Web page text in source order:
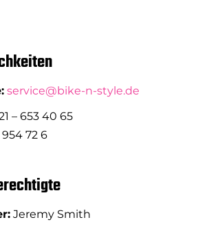
service@bike-n-style.de
– 653 40 65
72 6
Jeremy Smith